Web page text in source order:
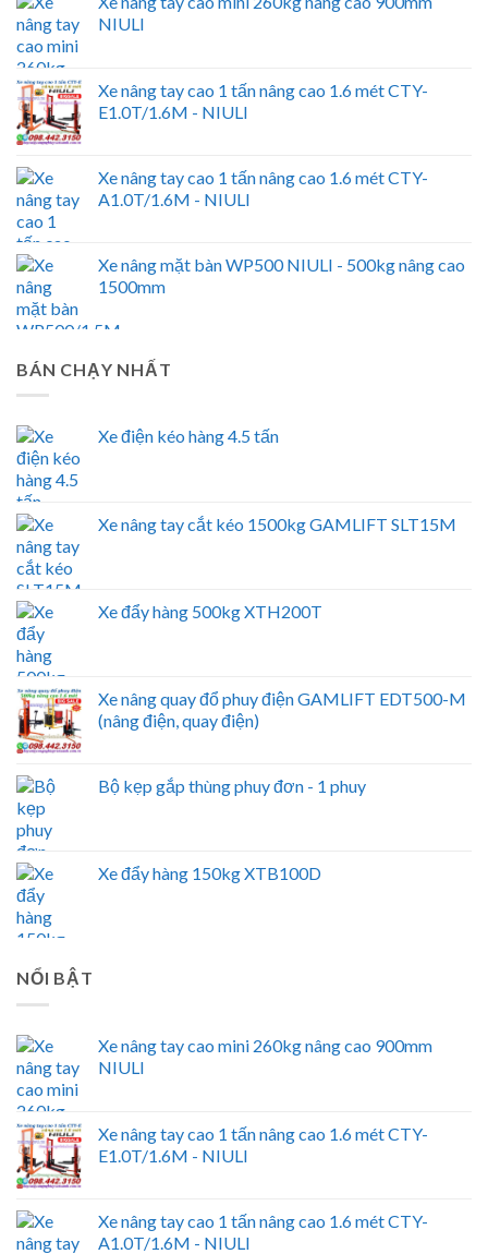
NIULI
Xe nâng tay cao 1 tấn nâng cao 1.6 mét CTY-
E1.0T/1.6M - NIULI
Xe nâng tay cao 1 tấn nâng cao 1.6 mét CTY-
A1.0T/1.6M - NIULI
Xe nâng mặt bàn WP500 NIULI - 500kg nâng cao
1500mm
BÁN CHẠY NHẤT
Xe điện kéo hàng 4.5 tấn
Xe nâng tay cắt kéo 1500kg GAMLIFT SLT15M
Xe đẩy hàng 500kg XTH200T
Xe nâng quay đổ phuy điện GAMLIFT EDT500-M
(nâng điện, quay điện)
Bộ kẹp gắp thùng phuy đơn - 1 phuy
Xe đẩy hàng 150kg XTB100D
NỔI BẬT
Xe nâng tay cao mini 260kg nâng cao 900mm
NIULI
Xe nâng tay cao 1 tấn nâng cao 1.6 mét CTY-
E1.0T/1.6M - NIULI
Xe nâng tay cao 1 tấn nâng cao 1.6 mét CTY-
A1.0T/1.6M - NIULI